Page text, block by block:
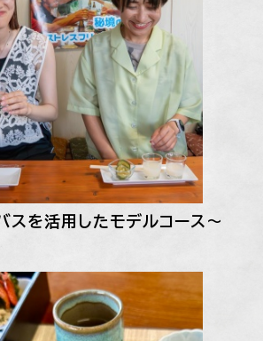
スを活用したモデルコース～